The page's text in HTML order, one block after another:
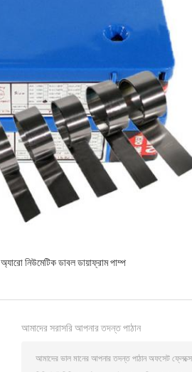
অ্যারো নিউমেটিক ডাবল ডায়াফ্রাম পাম্প
আমাদের সরাসরি আপনার তদন্ত পাঠান